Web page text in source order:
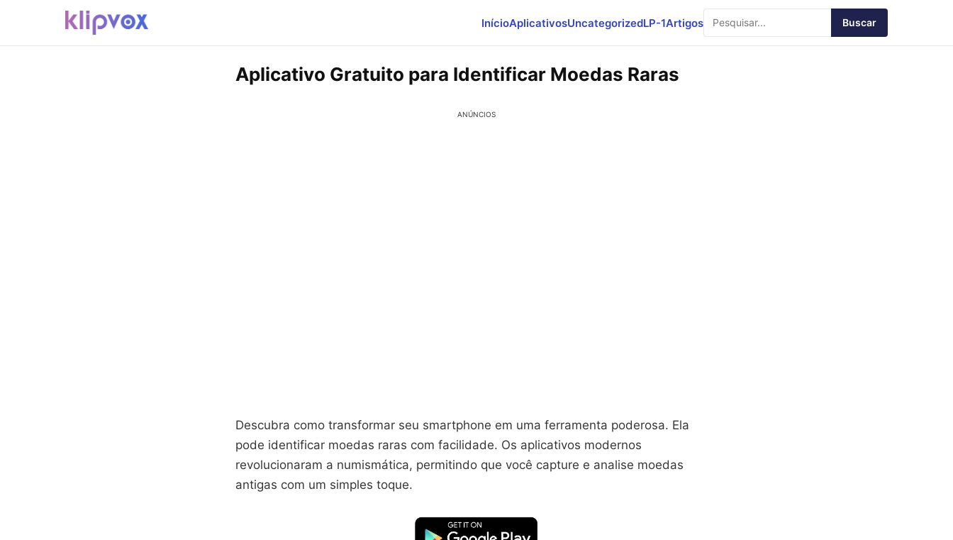
InícioAplicativosUncategorizedLP-1Artigos Buscar
Aplicativo Gratuito para Identificar Moedas Raras
ANÚNCIOS
Descubra como transformar seu smartphone em uma ferramenta poderosa. Ela
pode identificar moedas raras com facilidade. Os aplicativos modernos
revolucionaram a numismática, permitindo que você capture e analise moedas
antigas com um simples toque.